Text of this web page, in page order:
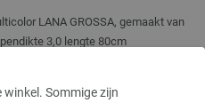
winkel. Sommige zijn
LANA GROSSA, gemaakt van
3,0 lengte 80cm
excl. verzendkosten